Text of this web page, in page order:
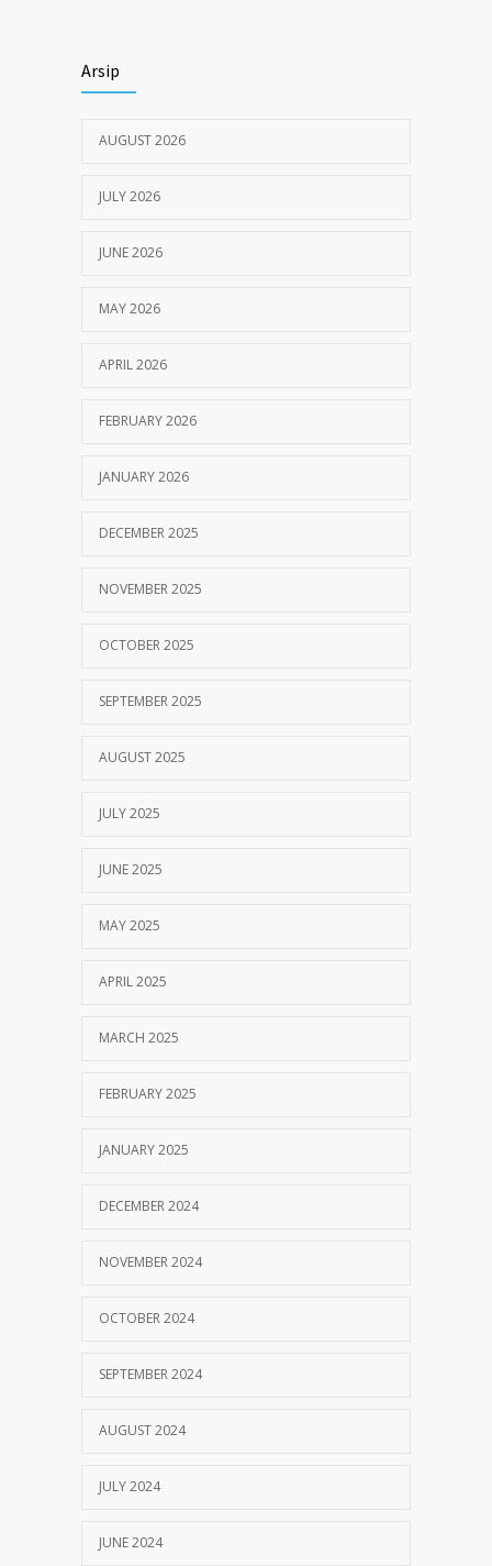
Arsip
AUGUST 2026
JULY 2026
JUNE 2026
MAY 2026
APRIL 2026
FEBRUARY 2026
JANUARY 2026
DECEMBER 2025
NOVEMBER 2025
OCTOBER 2025
SEPTEMBER 2025
AUGUST 2025
JULY 2025
JUNE 2025
MAY 2025
APRIL 2025
MARCH 2025
FEBRUARY 2025
JANUARY 2025
DECEMBER 2024
NOVEMBER 2024
OCTOBER 2024
SEPTEMBER 2024
AUGUST 2024
JULY 2024
JUNE 2024